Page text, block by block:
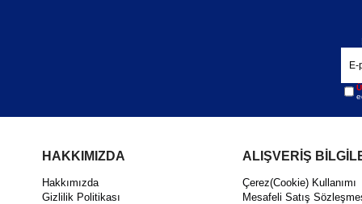
HAKKIMIZDA
Hakkımızda
Gizlilik Politikası
ALIŞVERİŞ
Çerez(Cookie) Kullanımı
Mesafeli Satış